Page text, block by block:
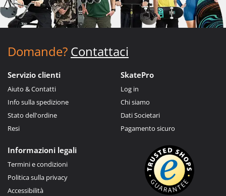
Domande? Contattaci
Servizio clienti
Aiuto & Contatti
Info sulla spedizione
Stato dell'ordine
Resi
SkatePro
Log in
Chi siamo
Dati Societari
Pagamento sicuro
Informazioni legali
Termini e condizioni
Politica sulla privacy
Accessibilità